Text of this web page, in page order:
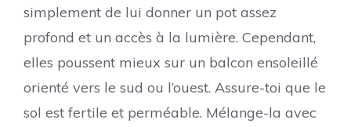
simplement de lui donner un pot assez
profond et un accès à la lumière. Cependant,
elles poussent mieux sur un balcon ensoleillé
orienté vers le sud ou l’ouest. Assure-toi que le
sol est fertile et perméable. Mélange-la avec